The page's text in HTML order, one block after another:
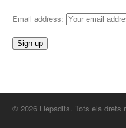
Email address:
© 2026 Llepadits. Tots ela drets